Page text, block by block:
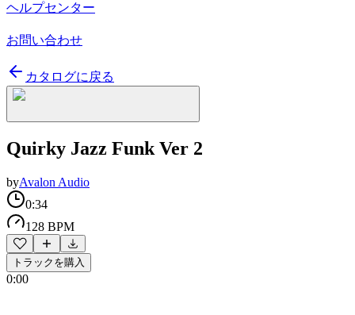
ヘルプセンター
お問い合わせ
カタログに戻る
Quirky Jazz Funk Ver 2
byAvalon Audio
0:34
128 BPM
トラックを購入
0:00